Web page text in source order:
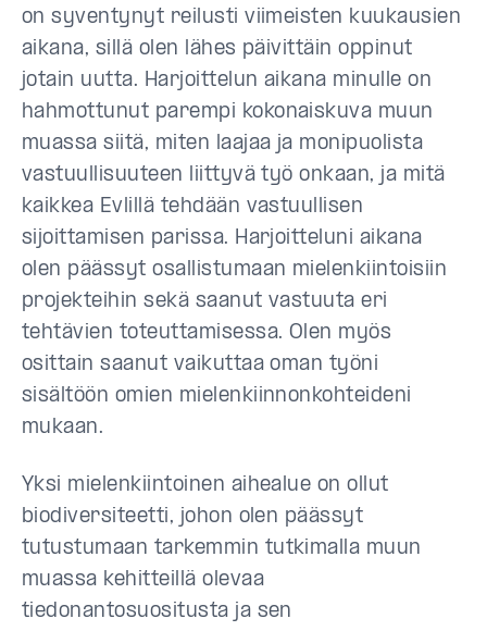
on syventynyt reilusti viimeisten kuukausien
aikana, sillä olen lähes päivittäin oppinut
jotain uutta. Harjoittelun aikana minulle on
hahmottunut parempi kokonaiskuva muun
muassa siitä, miten laajaa ja monipuolista
vastuullisuuteen liittyvä työ onkaan, ja mitä
kaikkea Evlillä tehdään vastuullisen
sijoittamisen parissa. Harjoitteluni aikana
olen päässyt osallistumaan mielenkiintoisiin
projekteihin sekä saanut vastuuta eri
tehtävien toteuttamisessa. Olen myös
osittain saanut vaikuttaa oman työni
sisältöön omien mielenkiinnonkohteideni
mukaan.
Yksi mielenkiintoinen aihealue on ollut
biodiversiteetti, johon olen päässyt
tutustumaan tarkemmin tutkimalla muun
muassa kehitteillä olevaa
tiedonantosuositusta ja sen